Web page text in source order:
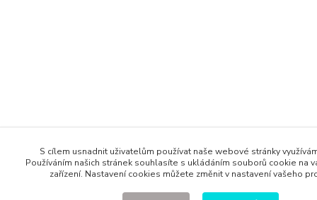
S cílem usnadnit uživatelům používat naše webové stránky
Používáním našich stránek souhlasíte s ukládáním souborů cookie na
zařízení. Nastavení cookies můžete změnit v nastavení vašeho